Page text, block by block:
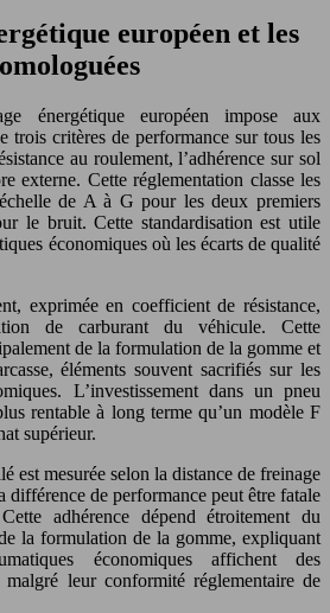
européen et les
énergétique européen impose aux
trois critères de performance sur tous les
au roulement, l’adhérence sur sol
externe. Cette réglementation classe les
de A à G pour les deux premiers
le bruit. Cette standardisation est utile
économiques où les écarts de qualité
exprimée en coefficient de résistance,
de carburant du véhicule. Cette
de la formulation de la gomme et
éléments souvent sacrifiés sur les
L’investissement dans un pneu
rentable à long terme qu’un modèle F
supérieur.
est mesurée selon la distance de freinage
différence de performance peut être fatale
adhérence dépend étroitement du
la formulation de la gomme, expliquant
économiques affichent des
malgré leur conformité réglementaire de